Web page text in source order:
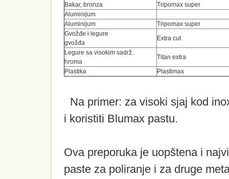
Bakar, bronza
Tripomax super
Aluminijum
Aluminijum
Tripomax super
Gvožđe i legure
gvožđa
Extra cut
Legure sa visokim sadrž.
hroma
Titan extra
Plastika
Plastimax
Na primer: za visoki sjaj kod
i koristiti Blumax pastu.
Ova preporuka je uopštena i
paste za poliranje i za druge